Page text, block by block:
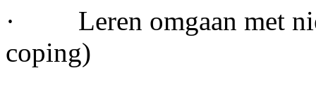
· Leren omgaan met
coping)